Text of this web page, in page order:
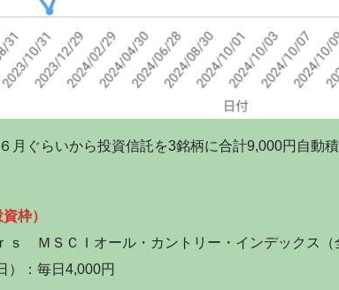
月ぐらいから投資信託を3銘柄に合計9,000円自動
枠）
ｓ ＭＳＣＩオール・カントリー・インデックス（
）：毎日4,000円